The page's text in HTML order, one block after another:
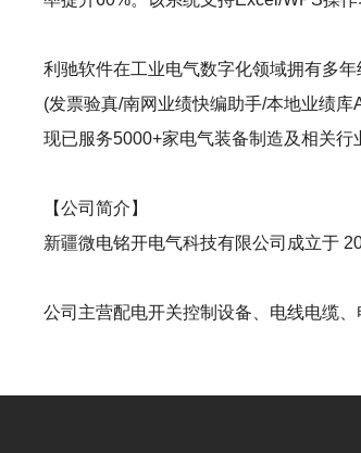
利驰软件在工业电气数字化领域拥有多
(发票验真/南网业绩快编助手/本地业绩
现已服务5000+家电气装备制造及相关行
【公司简介】
新疆微电铭开电气科技有限公司成立于
公司主营配电开关控制设备、电线电缆